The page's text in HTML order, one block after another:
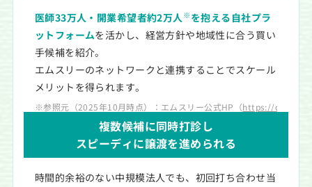
医師33万人・開業希望者約2万人※ を抱える自社プラ
ットフォームを活かし、経営方針や地域性に合う買い
手候補を紹介。
エムスリーのネットワークと連携することでスケール
メリットを得られます。
※参照元（2025年10月時点）：エムスリー公式HP（https://
複数候補に同時打診し
スピーディに譲渡を進められる
時間的余裕のない中規模法人でも、初回打ち合わせ当